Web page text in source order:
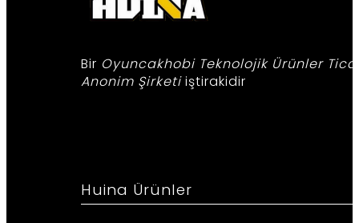
Bir Oyuncakhobi Teknolojik Ürünler
Anonim Şirketiiştirakidir
Huina Ürünler